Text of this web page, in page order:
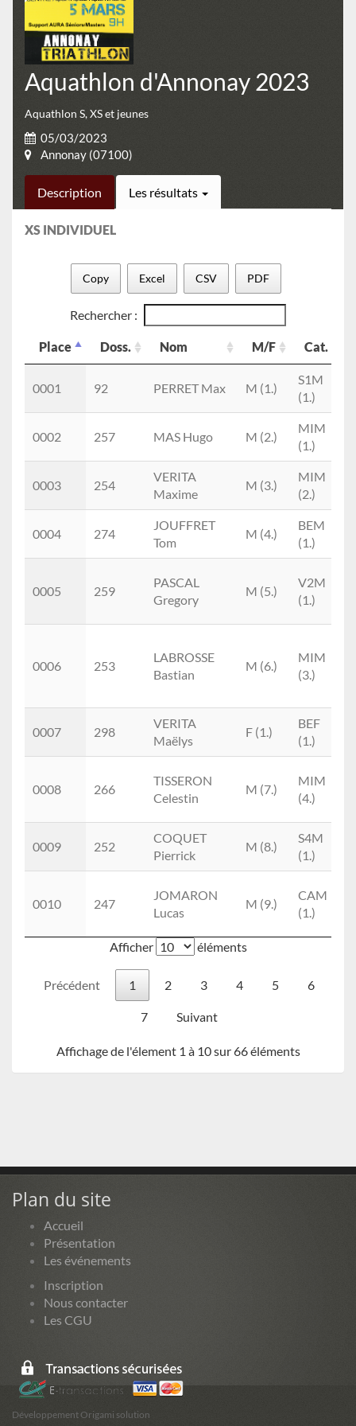
Aquathlon d'Annonay 2023
Aquathlon S, XS et jeunes
05/03/2023
Annonay (07100)
Description Les résultats
XS INDIVIDUEL
Copy Excel CSV PDF
Rechercher :
Place Doss. Nom M/F
Cat.
Cat.
0001
92 PERRET Max M (1.)
S1M
(1.)
0002 257 MAS Hugo M (2.)
MIM
(1.)
0003 254
VERITA
Maxime
M (3.)
MIM
(2.)
0004 274
JOUFFRET
Tom
M (4.)
BEM
(1.)
0005 259
PASCAL
Gregory
M (5.)
V2M
(1.)
0006 253
LABROSSE
Bastian
M (6.)
MIM
(3.)
0007 298
VERITA
Maëlys
F (1.)
BEF
(1.)
0008 266
TISSERON
Celestin
M (7.)
MIM
(4.)
0009 252
COQUET
Pierrick
M (8.)
S4M
(1.)
0010 247
JOMARON
Lucas
M (9.)
CAM
(1.)
Afficher
éléments
Précédent 1 2 3 4 5 6
7 Suivant
Affichage de l'élement 1 à 10 sur 66 éléments
Plan du site
Accueil
Présentation
Les événements
Inscription
Nous contacter
Les CGU
Développement Origami solution